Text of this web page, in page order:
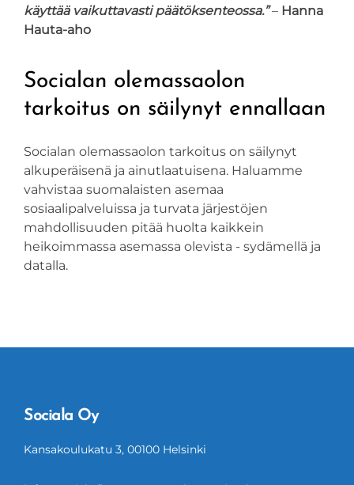
käyttää vaikuttavasti päätöksenteossa.” – Hanna
Hauta-aho
Socialan olemassaolon
tarkoitus on säilynyt ennallaan
Socialan olemassaolon tarkoitus on säilynyt
alkuperäisenä ja ainutlaatuisena. Haluamme
vahvistaa suomalaisten asemaa
sosiaalipalveluissa ja turvata järjestöjen
mahdollisuuden pitää huolta kaikkein
heikoimmassa asemassa olevista - sydämellä ja
datalla.
Sociala Oy
Kansakoulukatu 3, 00100 Helsinki